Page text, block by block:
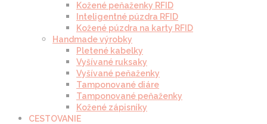
Kožené peňaženky RFID
Inteligentné púzdra RFID
Kožené púzdra na karty RFID
Handmade výrobky
Pletené kabelky
Vyšívané ruksaky
Vyšívané peňaženky
Tamponované diáre
Tamponované peňaženky
Kožené zápisníky
CESTOVANIE